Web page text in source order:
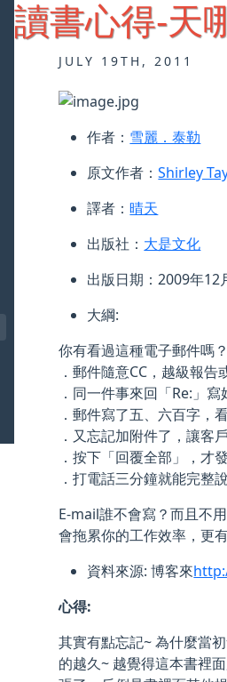
讀書心得-天
JULY 19TH, 2011
作者： 雪麗．泰勒
原文作者：Shirley
譯者：晴天
出版社： 大是文化
出版日期：2009年12
大綱:
你有看過這種電子郵件嗎
．郵件隨意CC，越級報告
．同一件事來回「Re:」
．郵件寫了五、六百字，
．又忘記加附件了，讓客
．按下「回覆全部」，才
．打電話三分鐘就能完整
E-mail誰不會寫？而且不
會拖累你的工作效率，更
資料來源: 博客來
心得:
其實有點忘記~ 為什麼當
的越久~ 越覺得這本書裡